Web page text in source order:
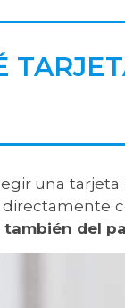
una
directamente
del